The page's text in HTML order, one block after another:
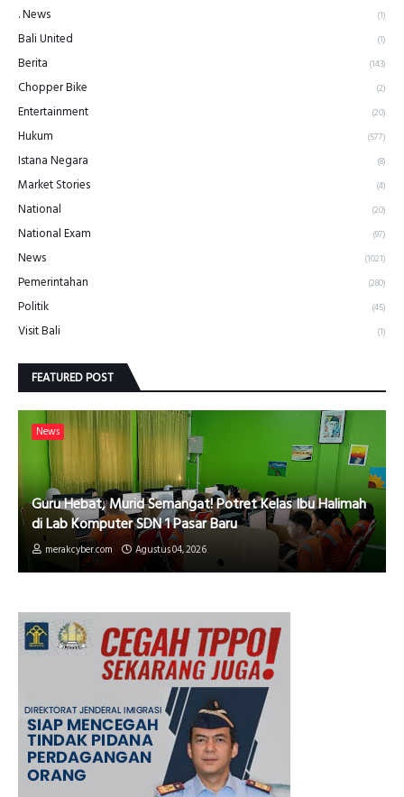
. News (1)
Bali United (1)
Berita (143)
Chopper Bike (2)
Entertainment (20)
Hukum (577)
Istana Negara (8)
Market Stories (4)
National (20)
National Exam (97)
News (1021)
Pemerintahan (280)
Politik (45)
Visit Bali (1)
FEATURED POST
News
Guru Hebat, Murid Semangat! Potret Kelas Ibu Halimah
di Lab Komputer SDN 1 Pasar Baru
merakcyber.com Agustus 04, 2026